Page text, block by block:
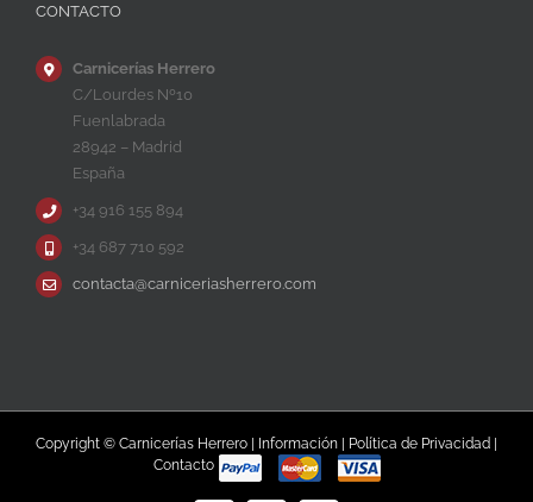
CONTACTO
Carnicerías Herrero
C/Lourdes Nº10
Fuenlabrada
28942 – Madrid
España
+34 916 155 894
+34 687 710 592
contacta@carniceriasherrero.com
Copyright © Carnicerías Herrero | Información | Política de Privacidad |
Contacto